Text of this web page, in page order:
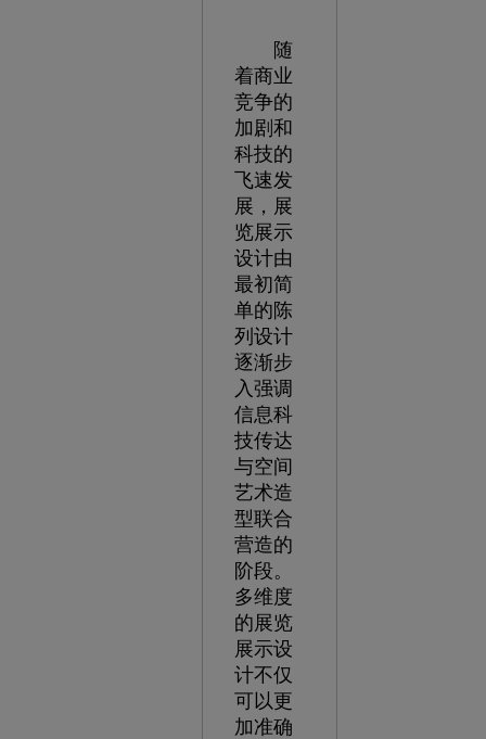
随
着商业
竞争的
加剧和
科技的
飞速发
展，展
览展示
设计由
最初简
单的陈
列设计
逐渐步
入强调
信息科
技传达
与空间
艺术造
型联合
营造的
阶段。
多维度
的展览
展示设
计不仅
可以更
加准确